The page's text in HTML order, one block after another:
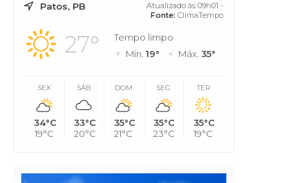
Patos, PB
Atualizado às 09h01 -
Fonte: ClimaTempo
27°
Tempo limpo
Mín. 19° Máx. 35°
SEX
34°C
19°C
SÁB
33°C
20°C
DOM
35°C
21°C
SEG
35°C
23°C
TER
35°C
19°C